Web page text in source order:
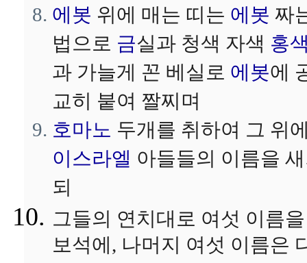
에봇 위에 매는 띠는 에봇 짜
법으로 금실과 청색 자색 홍
과 가늘게 꼰 베실로 에봇에
교히 붙여 짤찌며
호마노 두개를 취하여 그 위
이스라엘 아들들의 이름을
되
그들의 연치대로 여섯 이름
보석에, 나머지 여섯 이름은